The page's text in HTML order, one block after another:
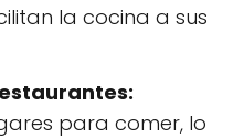
la cocina a sus
para comer, lo